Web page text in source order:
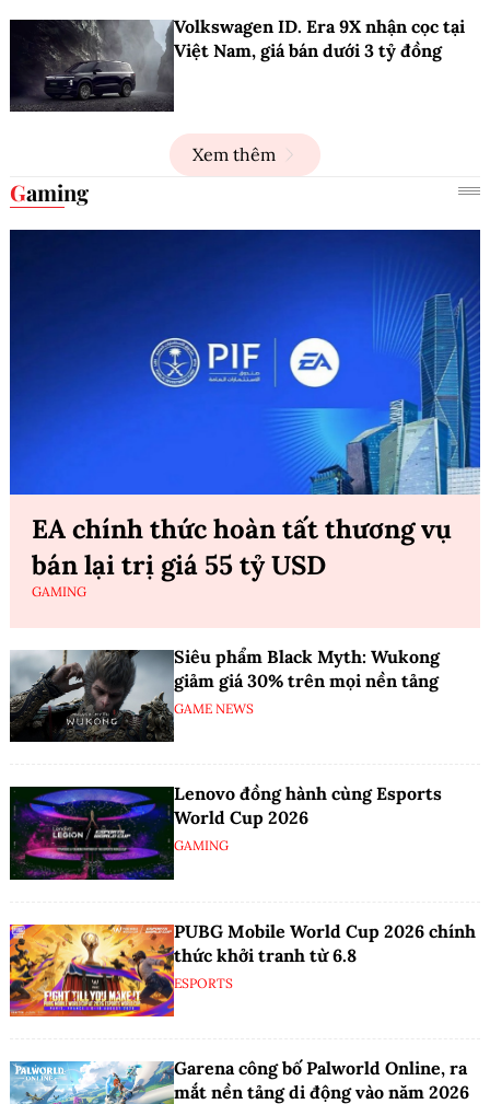
Volkswagen ID. Era 9X nhận cọc tại
Việt Nam, giá bán dưới 3 tỷ đồng
Xem thêm
Gaming
EA chính thức hoàn tất thương vụ
bán lại trị giá 55 tỷ USD
GAMING
Siêu phẩm Black Myth: Wukong
giảm giá 30% trên mọi nền tảng
GAME NEWS
Lenovo đồng hành cùng Esports
World Cup 2026
GAMING
PUBG Mobile World Cup 2026 chính
thức khởi tranh từ 6.8
ESPORTS
Garena công bố Palworld Online, ra
mắt nền tảng di động vào năm 2026